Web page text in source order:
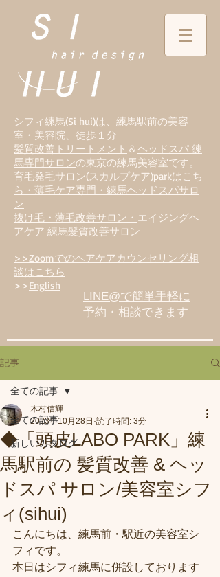
シフィ練馬(Si hui)は、 練馬駅前の美容
室・美容院、徒歩１分
髪質改善トリートメント ＆ヘッドスパ 練
馬専門サロンの東京の練馬美容室です。
育毛発毛サロン(スカルプケア)parkはこち
ら・薄毛ケア専門・練馬ヘッドスパサロ
ン
抜け毛・薄毛改善サロン・ エイジングヘ
アケア 練馬髪質改善サロン
>>Zoomでのヘアケアカウンセリング相
談はこちら
>>English
LINE@で簡単手軽に
予約・相談できます
記事
全ての記事
新しいカタログ
全ての記事
◆「頭皮LABO PARK」練
馬駅前の 髪質改善 & ヘッ
ドスパ サロン/美容室シフ
ィ(sihui)
木村信輝
2023年10月28日 読了時間: 3分
こんにちは、練馬前・駅近の美容室シ
フィです。
本日はシフィ練馬に併設しております